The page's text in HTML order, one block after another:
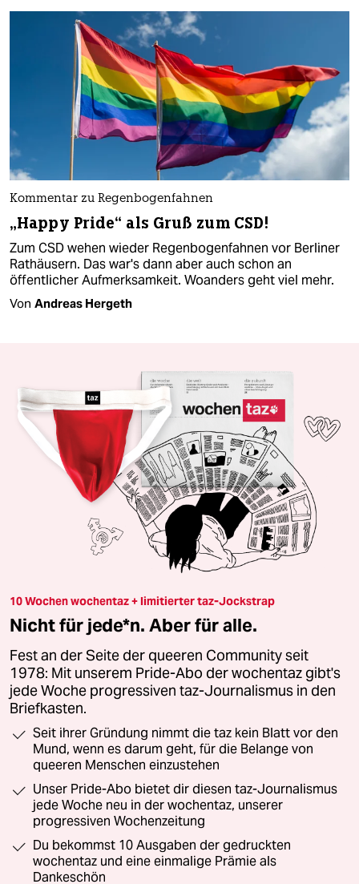
Kommentar zu Regenbogenfahnen
„Happy Pride“ als Gruß zum CSD!
Zum CSD wehen wieder Regenbogenfahnen vor Berliner
Rathäusern. Das war's dann aber auch schon an
öffentlicher Aufmerksamkeit. Woanders geht viel mehr.
Von Andreas Hergeth
10 Wochen wochentaz + limitierter taz-Jockstrap
Nicht für jede*n. Aber für alle.
Fest an der Seite der queeren Community seit
1978: Mit unserem Pride-Abo der wochentaz gibt's
jede Woche progressiven taz-Journalismus in den
Briefkasten.
Seit ihrer Gründung nimmt die taz kein Blatt vor den
Mund, wenn es darum geht, für die Belange von
queeren Menschen einzustehen
Unser Pride-Abo bietet dir diesen taz-Journalismus
jede Woche neu in der wochentaz, unserer
progressiven Wochenzeitung
Du bekommst 10 Ausgaben der gedruckten
wochentaz und eine einmalige Prämie als
Dankeschön